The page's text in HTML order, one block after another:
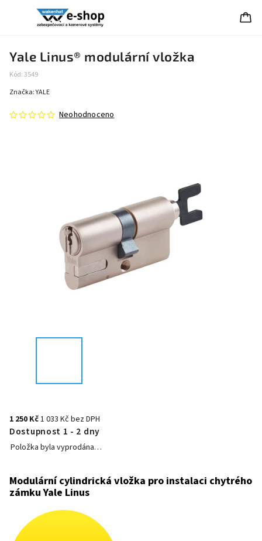
Yale Linus® modulární vložka
Kód:3549
Neohodnoceno
Značka:YALE
1 250 Kč1 033 Kč bez DPH
Dostupnost 1 - 2 dny
Položka byla vyprodána…
Modulární cylindrická vložka pro instalaci chytrého
zámku Yale Linus